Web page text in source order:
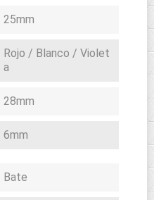
25mm
Rojo / Blanco / Violet
a
28mm
6mm
Bate